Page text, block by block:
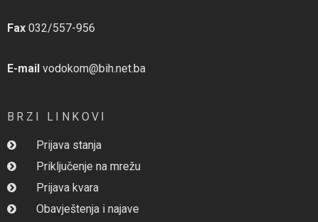
Fax 032/557-956
E-mail vodokom@bih.net.ba
BRZI LINKOVI
Prijava stanja
Priključenje na mrežu
Prijava kvara
Obavještenja i najave